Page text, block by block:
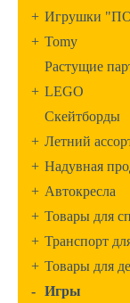
+ Игрушки
+ Tomy
Растущие
+ LEGO
Скейтборды
+ Летний
+ Надувная
+ Автокресла
+ Товары для
+ Транспорт
+ Товары для
- Игры